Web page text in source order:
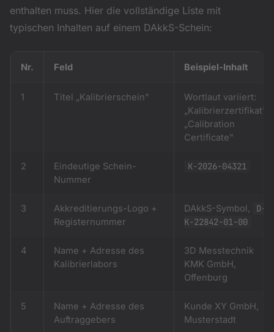
enthalten muss. Hier die vollständige Liste mit
typischen Inhalten auf einem DAkkS-Schein:
Nr. Feld Beispiel-Inhalt
1 Titel „Kalibrierschein"
Wortlaut variiert:
„Kalibrierzertifikat",
„Calibration
Certificate"
2
Eindeutige Schein-
Nummer
K-2026-04321
3
Akkreditierungs-Logo +
Registernummer
DAkkS-Symbol,
D-
K-22842-01-00
4
Name + Adresse des
Kalibrierlabors
3D Messtechnik
KMK GmbH,
Offenburg
5
Name + Adresse des
Auftraggebers
Kunde XY GmbH,
Musterstadt